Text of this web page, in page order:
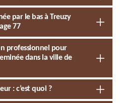
par le bas à Treuzy
77
professionnel pour
dans la ville de
: c’est quoi ?